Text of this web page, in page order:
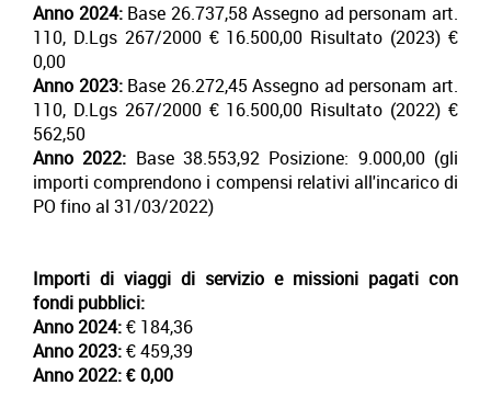
Anno 2024: Base 26.737,58 Assegno ad personam art.
110, D.Lgs 267/2000€ 16.500,00 Risultato (2023) €
0,00
Anno 2023: Base 26.272,45 Assegno ad personam art.
110, D.Lgs 267/2000€ 16.500,00 Risultato (2022) €
562,50
Anno 2022: Base 38.553,92 Posizione: 9.000,00 (gli
importi comprendono i compensi relativi all'incarico di
PO fino al 31/03/2022)
Importi di viaggi di servizio e missioni pagati con
fondi pubblici:
Anno 2024:€ 184,36
Anno 2023:€ 459,39
Anno 2022:€ 0,00